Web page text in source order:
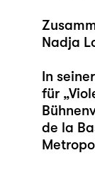
Nadja
In
für
de la